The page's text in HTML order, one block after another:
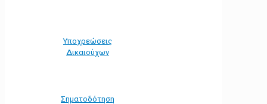
Υποχρεώσεις
Δικαιούχων
Σηματοδότηση